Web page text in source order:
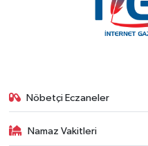
Nöbetçi Eczaneler
Namaz Vakitleri